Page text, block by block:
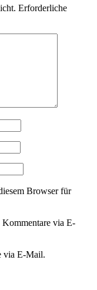
Erforderliche
Browser für
via E-
via E-Mail.